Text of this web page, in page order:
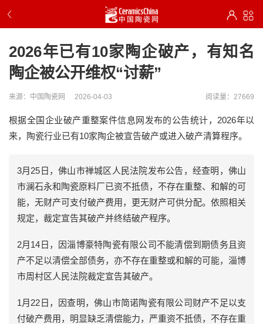
2026年已有10家陶企破产，有知名
陶企被公开维权“讨薪”
来源：中国陶瓷网 2026-04-03 阅读量：27669
根据全国企业破产重整案件信息网发布的公告统计，2026年以
来，陶瓷行业已有10家陶企被宣告破产或进入破产清算程序。
3月25日，佛山市禅城区人民法院发布公告，经查明，佛山
市澜石永和陶瓷原料厂已资不抵债，不存在重整、和解的可
能，无财产可支付破产费用，更无财产可供分配。依照相关
规定，裁定宣告其破产并终结破产程序。
2月14日，因淄博豪特陶瓷有限公司不能清偿到期债务且资
产不足以清偿全部债务，亦不存在重整或和解的可能，淄博
市周村区人民法院裁定宣告其破产。
1月22日，因查明，佛山市简诺陶瓷有限公司财产不足以支
付破产费用，明显缺乏清偿能力，严重资不抵债，不存在重